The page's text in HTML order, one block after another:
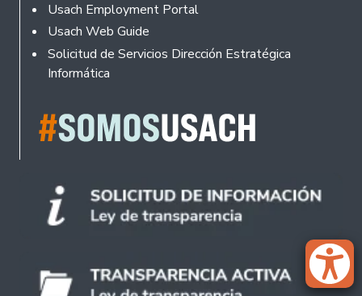
Usach Employment Portal
Usach Web Guide
Solicitud de Servicios Dirección Estratégica
Informática